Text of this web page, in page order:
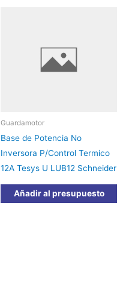
Guardamotor
Base de Potencia No
Inversora P/Control Termico
12A Tesys U LUB12 Schneider
Añadir al presupuesto